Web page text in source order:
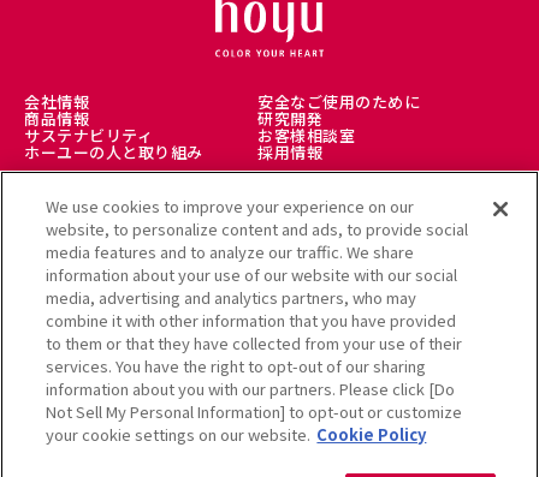
会社情報 安全なご使用のために
商品情報 研究開発
サステナビリティ お客様相談室
ホーユーの人と取り組み 採用情報
理美容師様向け
美髪情報サイト LICOLO
ヘアカラーミュージアム
アレルギー受託解析サービス
公式通販サイト
利用規約
クッキーポリシー
個人情報保護方針
ソーシャルメディアポリシー
サイトマップ
We use cookies to improve your experience on our
website, to personalize content and ads, to provide social
media features and to analyze our traffic. We share
information about your use of our website with our social
media, advertising and analytics partners, who may
combine it with other information that you have provided
to them or that they have collected from your use of their
services. You have the right to opt-out of our sharing
information about you with our partners. Please click [Do
Not Sell My Personal Information] to opt-out or customize
your cookie settings on our website. Cookie Policy